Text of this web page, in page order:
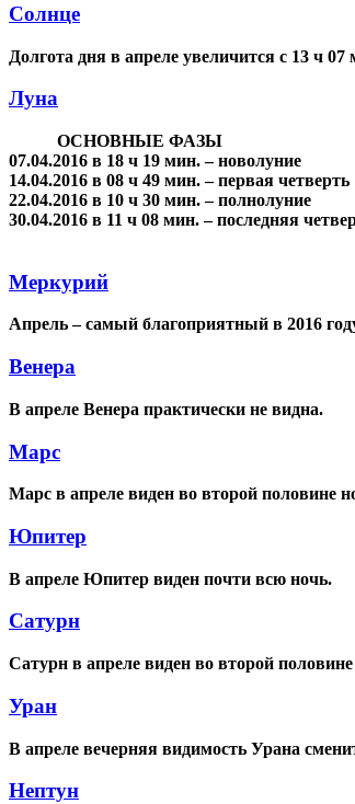
Солнце
Долгота дня в апреле увеличится с 13 ч
Луна
ОСНОВНЫЕ ФАЗЫ
07.04.2016 в 18 ч 19 мин. – новолуние
14.04.2016 в 08 ч 49 мин. – первая четверть
22.04.2016 в 10 ч 30 мин. – полнолуние
30.04.2016 в 11 ч 08 мин. – последняя
Меркурий
Апрель – самый благоприятный в 2016
Венера
В апреле Венера практически не видна.
Марс
Марс в апреле виден во второй половине
Юпитер
В апреле Юпитер виден почти всю ночь.
Сатурн
Сатурн в апреле виден во второй
Уран
В апреле вечерняя видимость Урана
Нептун